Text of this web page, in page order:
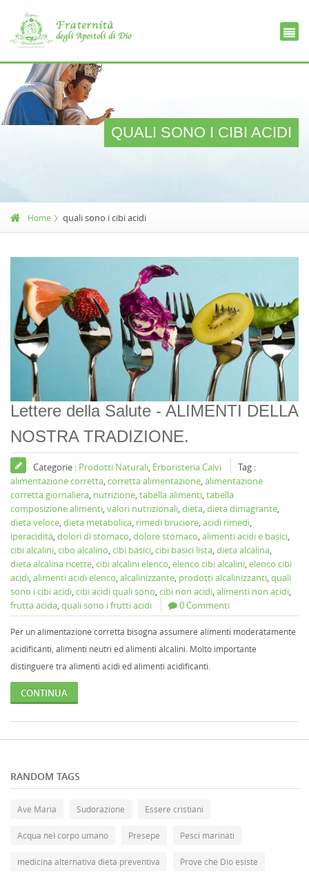
QUALI SONO I CIBI ACIDI
Home quali sono i cibi acidi
Lettere della Salute - ALIMENTI DELLA
NOSTRA TRADIZIONE.
Categorie : Prodotti Naturali, Erboristeria Calvi
Tag :
alimentazione corretta,corretta alimentazione,alimentazione
corretta giornaliera, nutrizione,tabella alimenti,tabella
composizione alimenti,valori nutrizionali,dieta,dieta dimagrante,
dieta veloce,dieta metabolica, rimedi bruciore,acidi rimedi,
iperacidità,dolori di stomaco,dolore stomaco,alimenti acidi e basici,
cibi alcalini,cibo alcalino,cibi basici,cibi basici lista,dieta alcalina,
dieta alcalina ricette,cibi alcalini elenco,elenco cibi alcalini,elenco cibi
acidi,alimenti acidi elenco,alcalinizzante, prodotti alcalinizzanti,quali
sono i cibi acidi,cibi acidi quali sono,cibi non acidi,alimenti non acidi,
frutta acida,quali sono i frutti acidi 0 Commenti
Per un alimentazione corretta bisogna assumere alimenti moderatamente
acidificanti, alimenti neutri ed alimenti alcalini. Molto importante
distinguere tra alimenti acidi ed alimenti acidificanti.
CONTINUA
RANDOM TAGS
Ave Maria Sudorazione Essere cristiani
Acqua nel corpo umano Presepe Pesci marinati
medicina alternativa dieta preventiva Prove che Dio esiste